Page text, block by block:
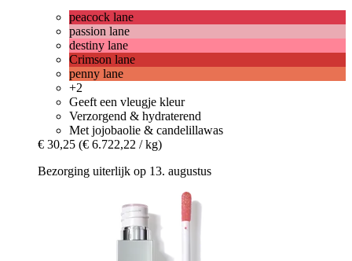
peacock lane
passion lane
destiny lane
Crimson lane
penny lane
+2
Geeft een vleugje kleur
Verzorgend & hydraterend
Met jojobaolie & candelillawas
€ 30,25 (€ 6.722,22 / kg)
Bezorging uiterlijk op 13. augustus